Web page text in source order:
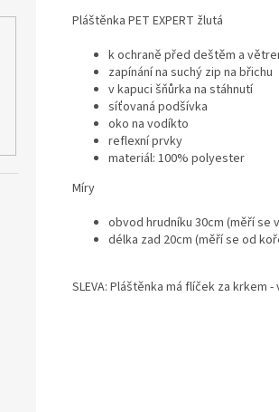
Pláštěnka PET EXPERT žlutá
k ochraně před deštěm a
zapínání na suchý zip na břichu
v kapuci šňůrka na stáhnutí
síťovaná podšívka
oko na vodíkto
reflexní prvky
materiál: 100% polyester
Míry
obvod hrudníku 30cm (měří se
délka zad 20cm (měří se od
SLEVA: Pláštěnka má flíček za krkem -